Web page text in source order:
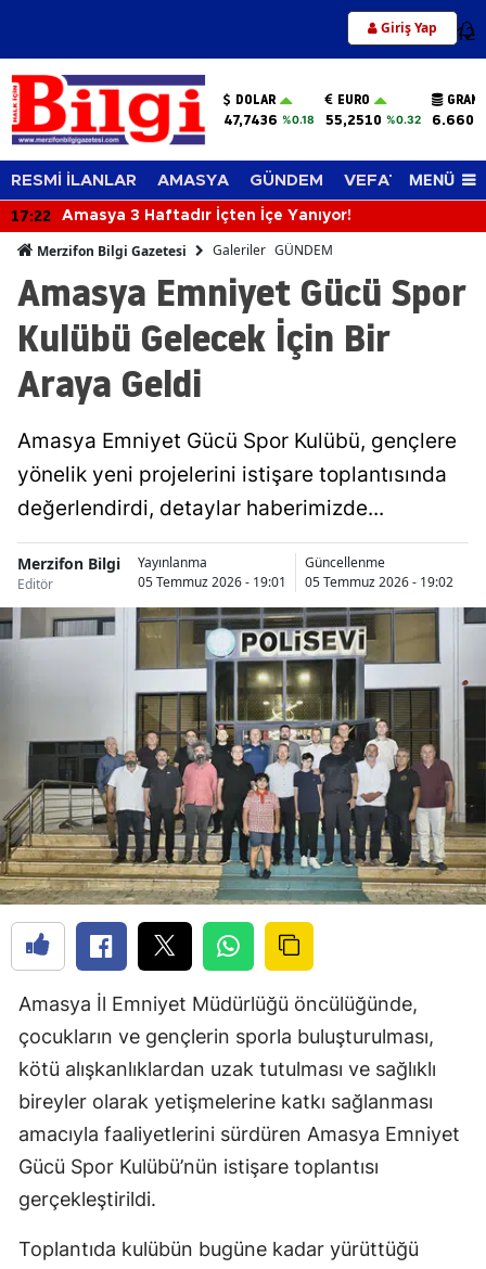
Giriş Yap 12
DOLAR
47,7436 %0.18
EURO
55,2510 %0.32
RESMİ İLANLAR AMASYA GÜNDEM VEFAT EDENLER
MENÜ
17:22 Amasya 3 Haftadır İçten İçe Yanıyor!
Merzifon Bilgi Gazetesi Galeriler GÜNDEM
Amasya Emniyet Gücü Spor
Kulübü Gelecek İçin Bir
Araya Geldi
Amasya Emniyet Gücü Spor Kulübü, gençlere
yönelik yeni projelerini istişare toplantısında
değerlendirdi, detaylar haberimizde...
Merzifon Bilgi
Editör
Yayınlanma
05 Temmuz 2026 - 19:01
Güncellenme
05 Temmuz 2026 - 19:02
Amasya İl Emniyet Müdürlüğü öncülüğünde,
çocukların ve gençlerin sporla buluşturulması,
kötü alışkanlıklardan uzak tutulması ve sağlıklı
bireyler olarak yetişmelerine katkı sağlanması
amacıyla faaliyetlerini sürdüren Amasya Emniyet
Gücü Spor Kulübü’nün istişare toplantısı
gerçekleştirildi.
Toplantıda kulübün bugüne kadar yürüttüğü